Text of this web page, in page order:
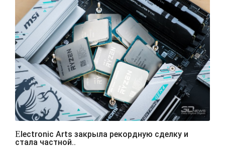
Electronic Arts закрыла рекордную сделку и
стала частной..